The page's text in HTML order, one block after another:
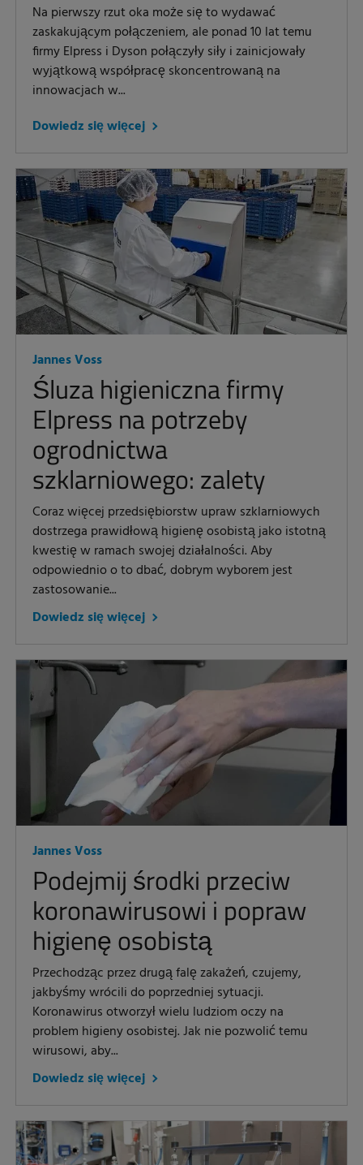
Na pierwszy rzut oka może się to wydawać
zaskakującym połączeniem, ale ponad 10 lat temu
firmy Elpress i Dyson połączyły siły i zainicjowały
wyjątkową współpracę skoncentrowaną na
innowacjach w...
Dowiedz się więcej
Jannes Voss
Śluza higieniczna firmy
Elpress na potrzeby
ogrodnictwa
szklarniowego: zalety
Coraz więcej przedsiębiorstw upraw szklarniowych
dostrzega prawidłową higienę osobistą jako istotną
kwestię w ramach swojej działalności. Aby
odpowiednio o to dbać, dobrym wyborem jest
zastosowanie...
Dowiedz się więcej
Jannes Voss
Podejmij środki przeciw
koronawirusowi i popraw
higienę osobistą
Przechodząc przez drugą falę zakażeń, czujemy,
jakbyśmy wrócili do poprzedniej sytuacji.
Koronawirus otworzył wielu ludziom oczy na
problem higieny osobistej. Jak nie pozwolić temu
wirusowi, aby...
Dowiedz się więcej